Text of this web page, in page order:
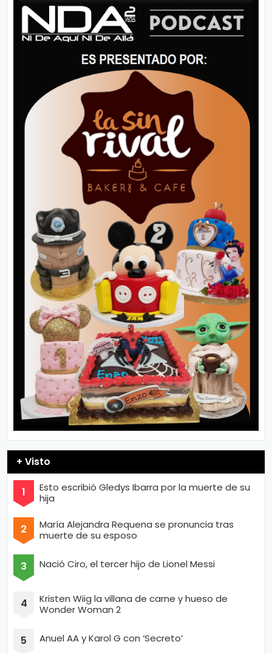
+ Visto
Esto escribió Gledys Ibarra por la muerte de su
hija
María Alejandra Requena se pronuncia tras
muerte de su esposo
Nació Ciro, el tercer hijo de Lionel Messi
Kristen Wiig la villana de carne y hueso de
Wonder Woman 2
Anuel AA y Karol G con ‘Secreto’